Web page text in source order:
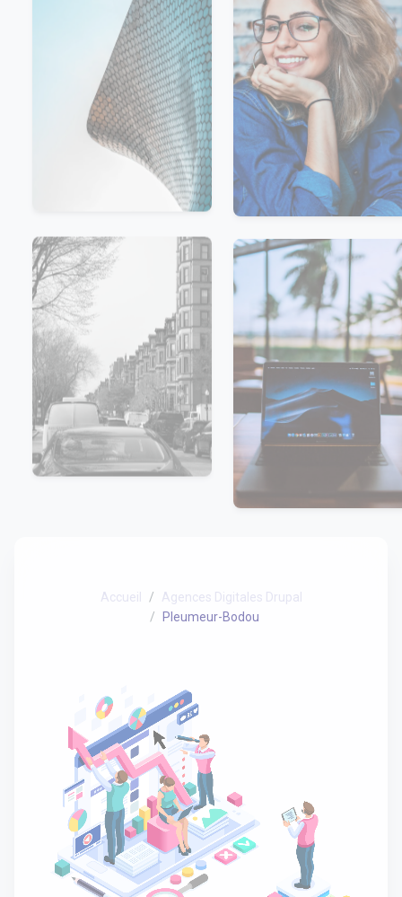
Accueil
Agences Digitales Drupal
Pleumeur-Bodou